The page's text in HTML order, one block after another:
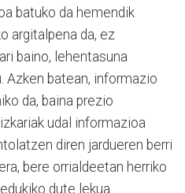
batuko da hemendik
argitalpena da, ez
baino, lehentasuna
Azken batean, informazio
da, baina prezio
udal informazioa
diren jardueren berri
bere orrialdeetan herriko
dute lekua.